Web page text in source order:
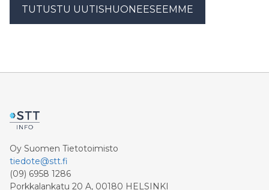
TUTUSTU UUTISHUONEESEEMME
Oy Suomen Tietotoimisto
tiedote@stt.fi
(09) 6958 1286
Porkkalankatu 20 A, 00180 HELSINKI